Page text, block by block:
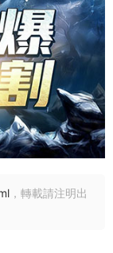
，轉載請注明出